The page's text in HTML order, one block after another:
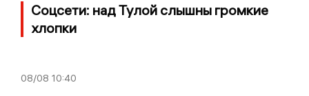
Соцсети: над Тулой слышны громкие
хлопки
08/08 10:40